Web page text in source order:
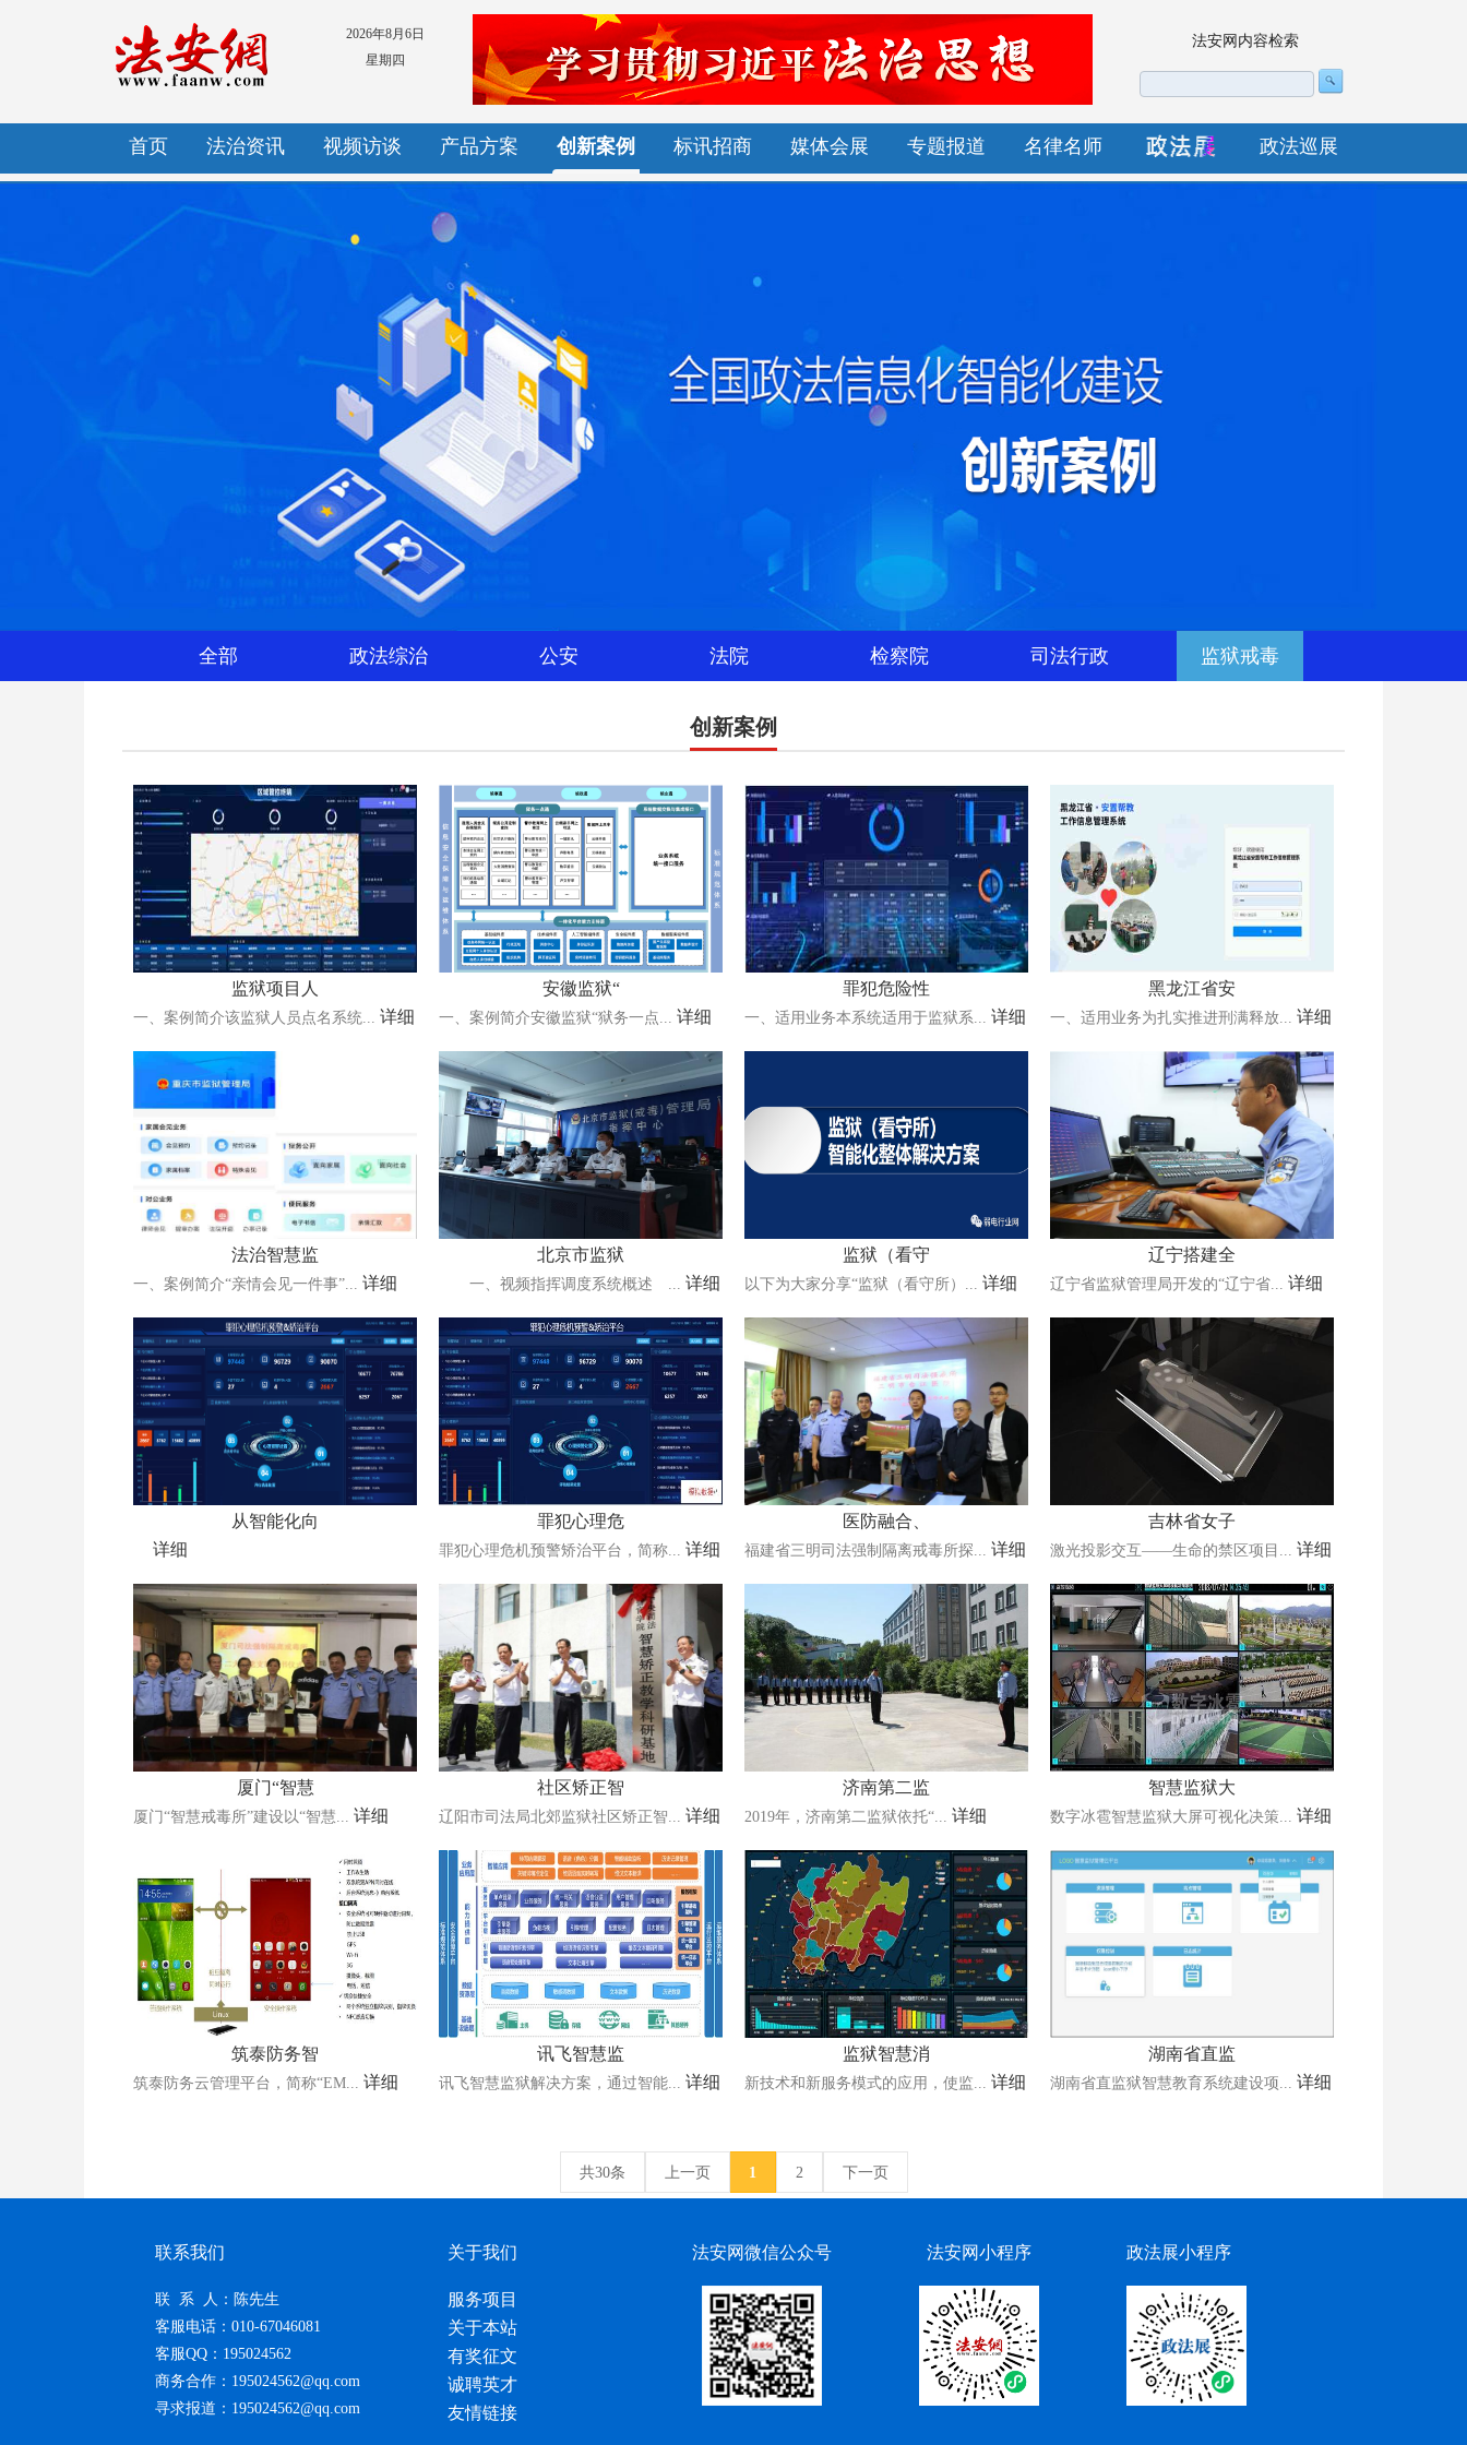
2026年8月6日
星期四
法安网内容检索
首页 法治资讯 视频访谈 产品方案 创新案例 标讯招商 媒体会展 专题报道 名律名师 政法巡展
全部 政法综治 公安 法院 检察院 司法行政 监狱戒毒
创新案例
监狱项目人
一、案例简介该监狱人员点名系统... 详细
安徽监狱“
一、案例简介安徽监狱“狱务一点... 详细
罪犯危险性
一、适用业务本系统适用于监狱系... 详细
黑龙江省安
一、适用业务为扎实推进刑满释放... 详细
法治智慧监
一、案例简介“亲情会见一件事”... 详细
北京市监狱
一、视频指挥调度系统概述 ... 详细
监狱（看守
以下为大家分享“监狱（看守所）... 详细
辽宁搭建全
辽宁省监狱管理局开发的“辽宁省... 详细
从智能化向
详细
罪犯心理危
罪犯心理危机预警矫治平台，简称... 详细
医防融合、
福建省三明司法强制隔离戒毒所探... 详细
吉林省女子
激光投影交互——生命的禁区项目... 详细
厦门“智慧
厦门“智慧戒毒所”建设以“智慧... 详细
社区矫正智
辽阳市司法局北郊监狱社区矫正智... 详细
济南第二监
2019年，济南第二监狱依托“... 详细
智慧监狱大
数字冰雹智慧监狱大屏可视化决策... 详细
筑泰防务智
筑泰防务云管理平台，简称“EM... 详细
讯飞智慧监
讯飞智慧监狱解决方案，通过智能... 详细
监狱智慧消
新技术和新服务模式的应用，使监... 详细
湖南省直监
湖南省直监狱智慧教育系统建设项... 详细
共30条 上一页 1 2 下一页
联系我们
联 系 人：陈先生
客服电话：010-67046081
客服QQ：195024562
商务合作：195024562@qq.com
寻求报道：195024562@qq.com
关于我们
服务项目
关于本站
有奖征文
诚聘英才
友情链接
法安网微信公众号 法安网小程序 政法展小程序